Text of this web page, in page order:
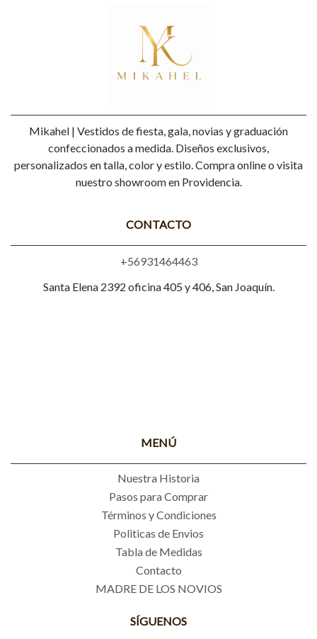
Mikahel | Vestidos de fiesta, gala, novias y graduación
confeccionados a medida. Diseños exclusivos,
personalizados en talla, color y estilo. Compra online o visita
nuestro showroom en Providencia.
CONTACTO
+56931464463
Santa Elena 2392 oficina 405 y 406, San Joaquín.
MENÚ
Nuestra Historia
Pasos para Comprar
Términos y Condiciones
Politicas de Envios
Tabla de Medidas
Contacto
MADRE DE LOS NOVIOS
SÍGUENOS